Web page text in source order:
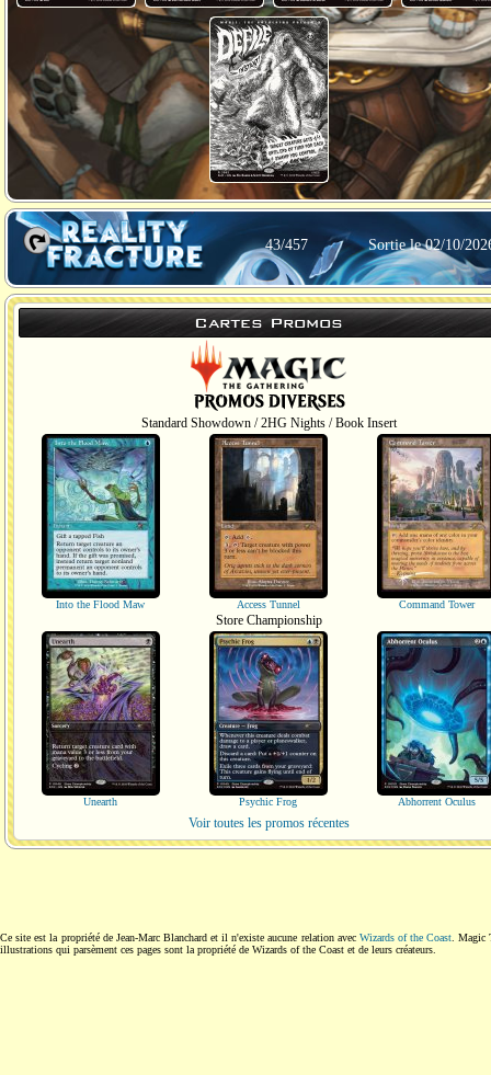
43/457 Sortie le 02/10/
Cartes Promos
Standard Showdown / 2HG Nights / Book Insert
Into the Flood Maw Access Tunnel Command Tower
Store Championship
Unearth Psychic Frog Abhorrent Oculus
Voir toutes les promos récentes
Ce site est la propriété de Jean-Marc Blanchard et il n'existe aucune relation avec Wizards of the Coast .
illustrations qui parsèment ces pages sont la propriété de Wizards of the Coast et de leurs créateurs.